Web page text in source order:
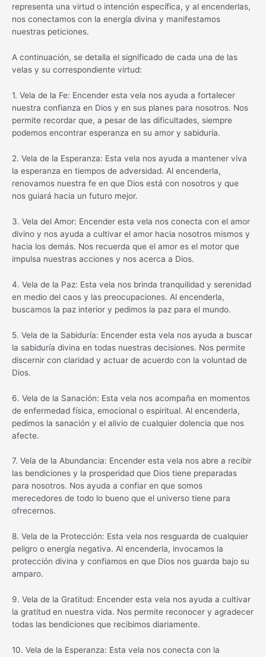
representa una virtud o intención específica, y al encenderlas,
nos conectamos con la energía divina y manifestamos
nuestras peticiones.
A continuación, se detalla el significado de cada una de las
velas y su correspondiente virtud:
1. Vela de la Fe: Encender esta vela nos ayuda a fortalecer
nuestra confianza en Dios y en sus planes para nosotros. Nos
permite recordar que, a pesar de las dificultades, siempre
podemos encontrar esperanza en su amor y sabiduría.
2. Vela de la Esperanza: Esta vela nos ayuda a mantener viva
la esperanza en tiempos de adversidad. Al encenderla,
renovamos nuestra fe en que Dios está con nosotros y que
nos guiará hacia un futuro mejor.
3. Vela del Amor: Encender esta vela nos conecta con el amor
divino y nos ayuda a cultivar el amor hacia nosotros mismos y
hacia los demás. Nos recuerda que el amor es el motor que
impulsa nuestras acciones y nos acerca a Dios.
4. Vela de la Paz: Esta vela nos brinda tranquilidad y serenidad
en medio del caos y las preocupaciones. Al encenderla,
buscamos la paz interior y pedimos la paz para el mundo.
5. Vela de la Sabiduría: Encender esta vela nos ayuda a buscar
la sabiduría divina en todas nuestras decisiones. Nos permite
discernir con claridad y actuar de acuerdo con la voluntad de
Dios.
6. Vela de la Sanación: Esta vela nos acompaña en momentos
de enfermedad física, emocional o espiritual. Al encenderla,
pedimos la sanación y el alivio de cualquier dolencia que nos
afecte.
7. Vela de la Abundancia: Encender esta vela nos abre a recibir
las bendiciones y la prosperidad que Dios tiene preparadas
para nosotros. Nos ayuda a confiar en que somos
merecedores de todo lo bueno que el universo tiene para
ofrecernos.
8. Vela de la Protección: Esta vela nos resguarda de cualquier
peligro o energía negativa. Al encenderla, invocamos la
protección divina y confiamos en que Dios nos guarda bajo su
amparo.
9. Vela de la Gratitud: Encender esta vela nos ayuda a cultivar
la gratitud en nuestra vida. Nos permite reconocer y agradecer
todas las bendiciones que recibimos diariamente.
10. Vela de la Esperanza: Esta vela nos conecta con la